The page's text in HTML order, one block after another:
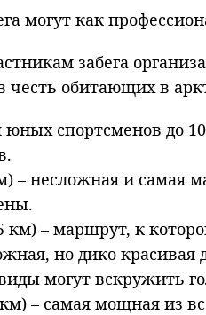
могут как
забега
честь обитающих в
спортсменов до
– несложная и самая
– маршрут, к
но дико
могут вскружить
– самая мощная из